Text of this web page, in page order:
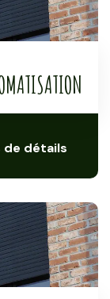
de détails